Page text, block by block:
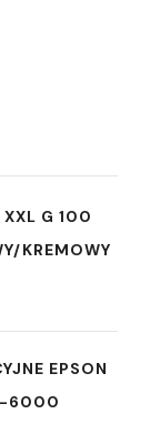
XXL G 100
KREMOWY
EPSON
6000